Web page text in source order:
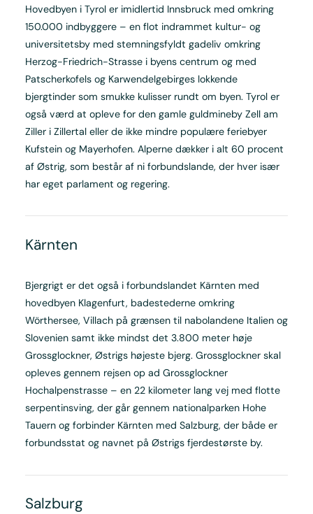
Hovedbyen i Tyrol er imidlertid Innsbruck med omkring
150.000 indbyggere – en flot indrammet kultur- og
universitetsby med stemningsfyldt gadeliv omkring
Herzog-Friedrich-Strasse i byens centrum og med
Patscherkofels og Karwendelgebirges lokkende
bjergtinder som smukke kulisser rundt om byen. Tyrol er
også værd at opleve for den gamle guldmineby Zell am
Ziller i Zillertal eller de ikke mindre populære feriebyer
Kufstein og Mayerhofen. Alperne dækker i alt 60 procent
af Østrig, som består af ni forbundslande, der hver især
har eget parlament og regering.
Kärnten
Bjergrigt er det også i forbundslandet Kärnten med
hovedbyen Klagenfurt, badestederne omkring
Wörthersee, Villach på grænsen til nabolandene Italien og
Slovenien samt ikke mindst det 3.800 meter høje
Grossglockner, Østrigs højeste bjerg. Grossglockner skal
opleves gennem rejsen op ad Grossglockner
Hochalpenstrasse – en 22 kilometer lang vej med flotte
serpentinsving, der går gennem nationalparken Hohe
Tauern og forbinder Kärnten med Salzburg, der både er
forbundsstat og navnet på Østrigs fjerdestørste by.
Salzburg